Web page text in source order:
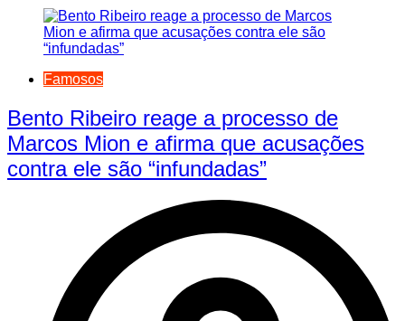
Famosos
Bento Ribeiro reage a processo de
Marcos Mion e afirma que acusações
contra ele são “infundadas”